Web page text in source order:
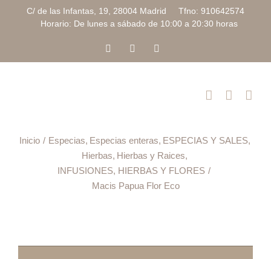
C/ de las Infantas, 19, 28004 Madrid Tfno: 910642574
Horario: De lunes a sábado de 10:00 a 20:30 horas
FacebookInstagram
Inicio Especias Especias enteras ESPECIAS Y SALES
Hierbas Hierbas y Raices
INFUSIONES, HIERBAS Y FLORES
Macis Papua Flor Eco